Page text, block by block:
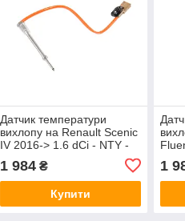
Датчик температури
вихлопу на Renault Scenic
IV 2016-> 1.6 dCi - NTY -
1 984₴
Купити
1